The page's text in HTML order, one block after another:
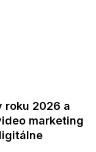
roku 2026 a
marketing